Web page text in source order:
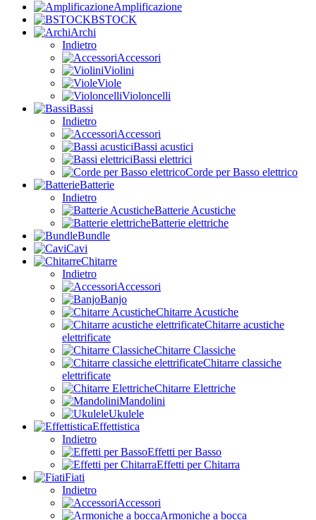
Amplificazione
BSTOCK
Archi
Indietro
Accessori
Violini
Viole
Violoncelli
Bassi
Indietro
Accessori
Bassi acustici
Bassi elettrici
Corde per Basso elettrico
Batterie
Indietro
Batterie Acustiche
Batterie elettriche
Bundle
Cavi
Chitarre
Indietro
Accessori
Banjo
Chitarre Acustiche
Chitarre acustiche
elettrificate
Chitarre Classiche
Chitarre classiche
elettrificate
Chitarre Elettriche
Mandolini
Ukulele
Effettistica
Indietro
Effetti per Basso
Effetti per Chitarra
Fiati
Indietro
Accessori
Armoniche a bocca